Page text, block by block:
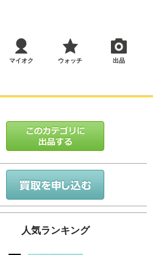
マイオク ウォッチ 出品
人気ランキング